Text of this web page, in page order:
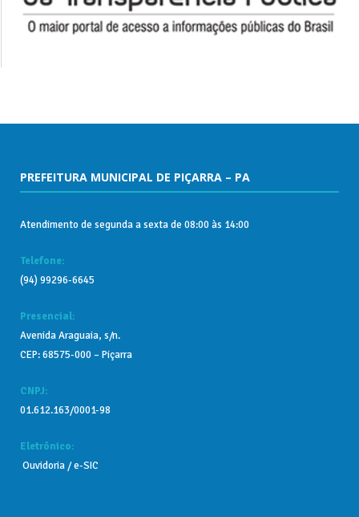
PREFEITURA MUNICIPAL DE PIÇARRA – PA
Atendimento de segunda a sexta de 08:00 às 14:00
Telefone:
(94) 99296-6645
Presencial:
Avenida Araguaia, s/n.
CEP: 68575-000 – Piçarra
CNPJ:
01.612.163/0001-98
Eletrônico:
Ouvidoria /e-SIC